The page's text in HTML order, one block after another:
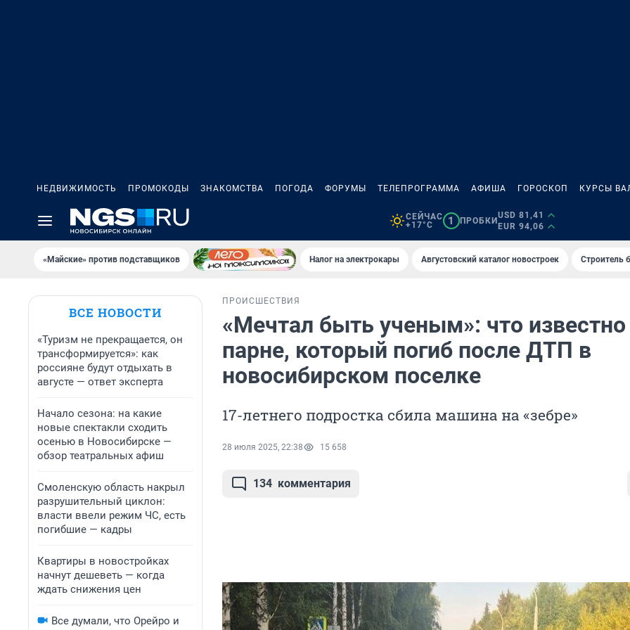
НЕДВИЖИМОСТЬ ПРОМОКОДЫ ЗНАКОМСТВА ПОГОДА ФОРУМЫ ТЕЛЕПРОГРАММА АФИША ГОРОСКОП КУРСЫ
СЕЙЧАС
+17°C
1 ПРОБКИ
USD 81,41
EUR 94,06
«Майские» против подставщиков Налог на электрокары Августовский каталог новостроек Строитель
ВСЕ НОВОСТИ
«Туризм не прекращается, он
трансформируется»: как
россияне будут отдыхать в
августе — ответ эксперта
Начало сезона: на какие
новые спектакли сходить
осенью в Новосибирске —
обзор театральных афиш
Смоленскую область накрыл
разрушительный циклон:
власти ввели режим ЧС, есть
погибшие — кадры
Квартиры в новостройках
начнут дешеветь — когда
ждать снижения цен
Все думали, что Орейро и
ПРОИСШЕСТВИЯ
«Мечтал быть ученым»: что
парне, который погиб после ДТП в
новосибирском поселке
17-летнего подростка сбила машина на «зебре»
28 июля 2025, 22:38 15 658
134 комментария